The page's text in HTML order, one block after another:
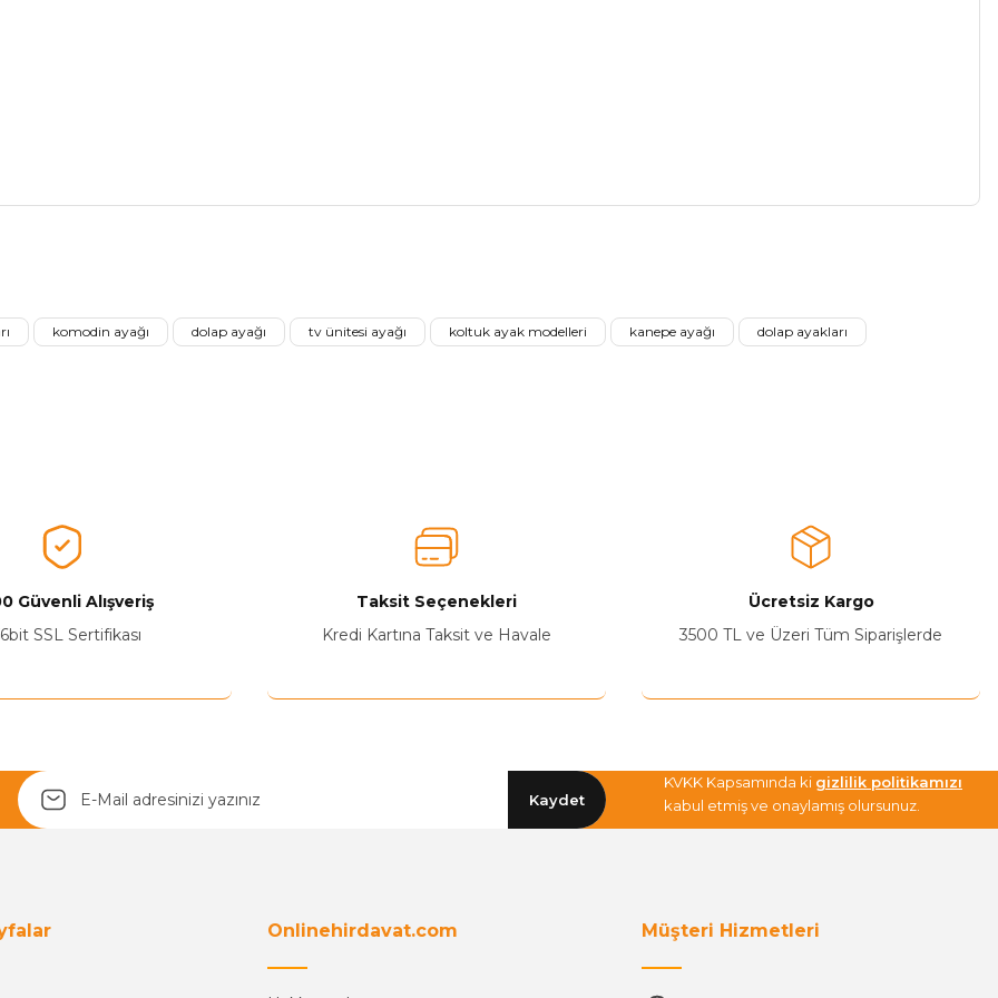
komodin ayağı dolap ayağı tv ünitesi ayağı koltuk ayak modelleri kanepe ayağı
dolap ayakları
Güvenli Alışveriş
SSL Sertifikası
Taksit Seçenekleri
Kredi Kartına Taksit ve Havale
Ücretsiz Kargo
3500 TL ve Üzeri Tüm Siparişlerde
Kaydet
KVKK Kapsamında ki gizlilik politikamızı
kabul etmiş ve onaylamış olursunuz.
Onlinehirdavat.com Müşteri Hizmetleri